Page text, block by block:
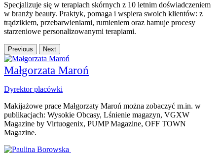
Specjalizuje się w terapiach skórnych z 10 letnim doświadczeniem
w branży beauty. Praktyk, pomaga i wspiera swoich klientów: z
trądzikiem, przebarwieniami, rumieniem oraz hamuje procesy
starzeniowe personalizowanymi terapiami.
Previous Next
Małgorzata Maroń
Dyrektor placówki
Makijażowe prace Małgorzaty Maroń można zobaczyć m.in. w
publikacjach: Wysokie Obcasy, Lśnienie magazyn, VGXW
Magazine by Virtuogenix, PUMP Magazine, OFF TOWN
Magazine.